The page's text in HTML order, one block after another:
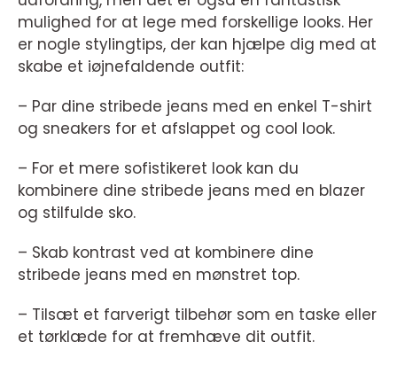
mulighed for at lege med forskellige looks. Her
er nogle stylingtips, der kan hjælpe dig med at
skabe et iøjnefaldende outfit:
– Par dine stribede jeans med en enkel T-shirt
og sneakers for et afslappet og cool look.
– For et mere sofistikeret look kan du
kombinere dine stribede jeans med en blazer
og stilfulde sko.
– Skab kontrast ved at kombinere dine
stribede jeans med en mønstret top.
– Tilsæt et farverigt tilbehør som en taske eller
et tørklæde for at fremhæve dit outfit.